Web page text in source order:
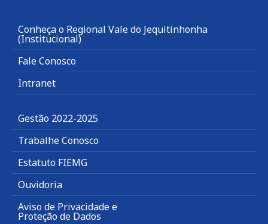
Conheça o Regional Vale do Jequitinhonha
(Institucional)
Fale Conosco
Intranet
Gestão 2022-2025
Trabalhe Conosco
Estatuto FIEMG
Ouvidoria
Aviso de Privacidade e
Proteção de Dados